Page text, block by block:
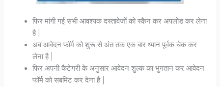
फिर मांगी गई सभी आवश्यक दस्तावेजों को स्कैन कर अपलोड कर लेना
है |
अब आवेदन फॉर्म को शुरू से अंत तक एक बार ध्यान पूर्वक चेक कर
लेना है |
फिर अपनी कैटेगरी के अनुसार आवेदन शुल्क का भुगतान कर आवेदन
फॉर्म को सबमिट कर देना है |